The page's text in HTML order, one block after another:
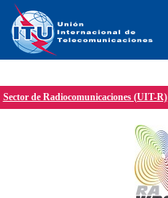
Sector de Radiocomunicaciones (UIT-R)